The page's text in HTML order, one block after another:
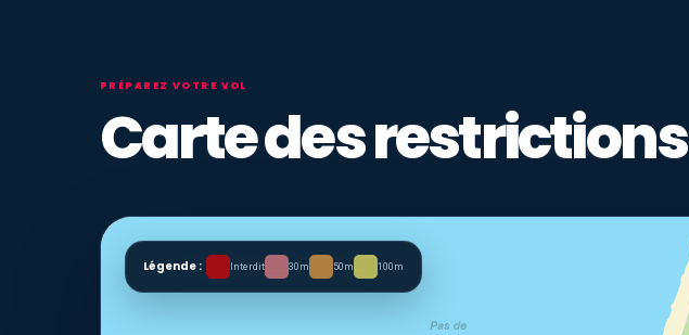
PRÉPAREZ VOTRE VOL
Carte des restrictions
Légende : Interdit 30m 50m 100m